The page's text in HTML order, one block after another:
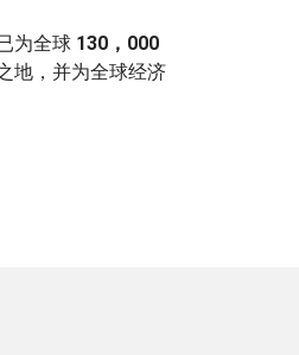
为全球 130，000
地，并为全球经济